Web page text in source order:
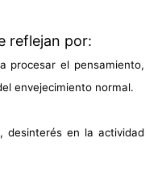
reflejan por:
procesar el pensamiento,
envejecimiento normal.
desinterés en la actividad